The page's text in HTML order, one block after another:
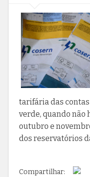
tarifária das
verde, quando não
outubro e
dos reservatórios
Compartilhar: